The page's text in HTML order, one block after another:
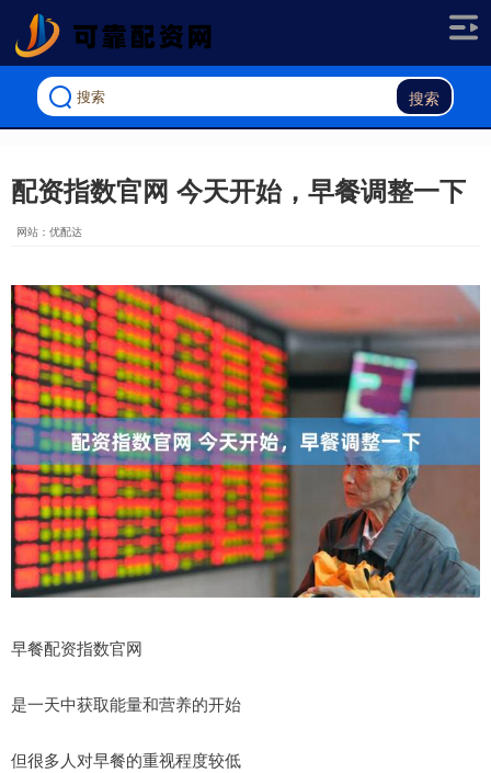
搜索
配资指数官网 今天开始，早餐调整一下
网站：优配达
早餐配资指数官网
是一天中获取能量和营养的开始
但很多人对早餐的重视程度较低